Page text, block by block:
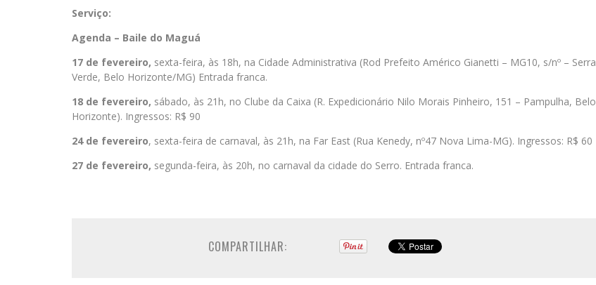
Serviço:
Agenda – Baile do Maguá
17 de fevereiro, sexta-feira, às 18h, na Cidade Administrativa (Rod Prefeito Américo Gianetti – MG10, s/nº – Serra
Verde, Belo Horizonte/MG) Entrada franca.
18 de fevereiro, sábado, às 21h, no Clube da Caixa (R. Expedicionário Nilo Morais Pinheiro, 151 – Pampulha, Belo
Horizonte). Ingressos: R$ 90
24 de fevereiro, sexta-feira de carnaval, às 21h, na Far East (Rua Kenedy, nº47 Nova Lima-MG). Ingressos: R$ 60
27 de fevereiro, segunda-feira, às 20h, no carnaval da cidade do Serro. Entrada franca.
COMPARTILHAR: